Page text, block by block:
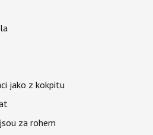
jako z kokpitu
za rohem